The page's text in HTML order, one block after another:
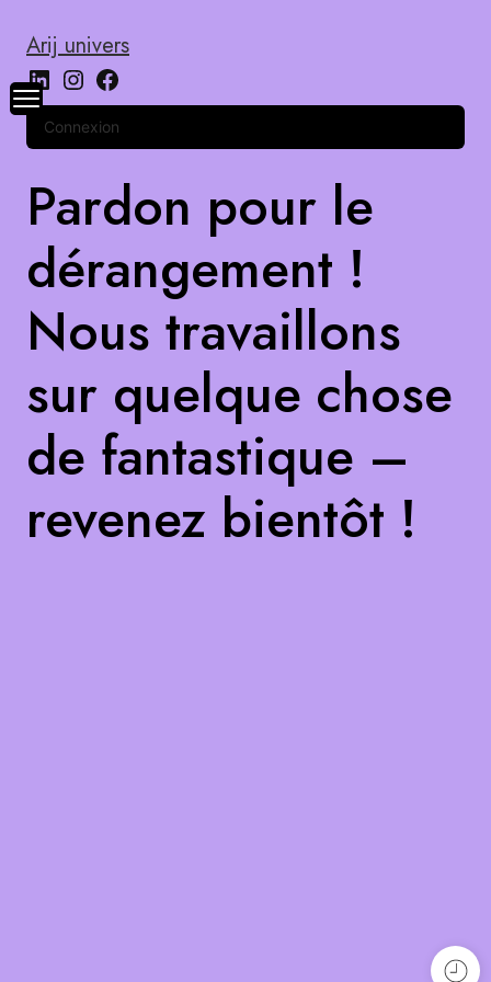
Arij univers
Connexion
Pardon pour le
dérangement !
Nous travaillons
sur quelque chose
de fantastique –
revenez bientôt !